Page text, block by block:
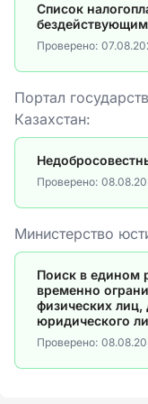
Список
Проверено:
Портал
Казахстан:
Проверено:
Министерство
Поиск в едином
временно
физических
юридического
Проверено: